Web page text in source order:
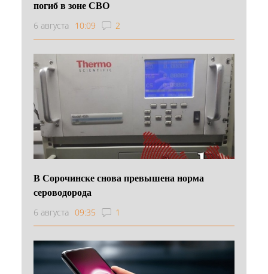
погиб в зоне СВО
6 августа 10:09 2
В Сорочинске снова превышена норма
сероводорода
6 августа 09:35 1